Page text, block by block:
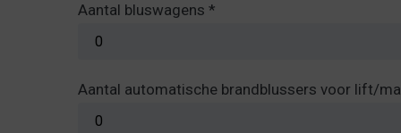
Aantal bluswagens*
Aantal automatische brandblussers voor lift/